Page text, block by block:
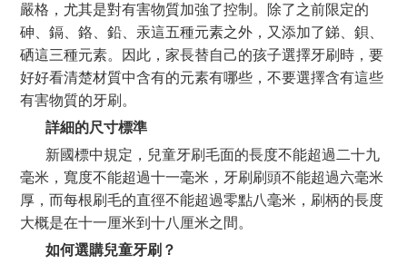
嚴格，尤其是對有害物質加強了控制。除了之前限定的
砷、鎘、鉻、鉛、汞這五種元素之外，又添加了銻、鋇、
硒這三種元素。因此，家長替自己的孩子選擇牙刷時，要
好好看清楚材質中含有的元素有哪些，不要選擇含有這些
有害物質的牙刷。
詳細的尺寸標準
新國標中規定，兒童牙刷毛面的長度不能超過二十九
毫米，寬度不能超過十一毫米，牙刷刷頭不能超過六毫米
厚，而每根刷毛的直徑不能超過零點八毫米，刷柄的長度
大概是在十一厘米到十八厘米之間。
如何選購兒童牙刷？